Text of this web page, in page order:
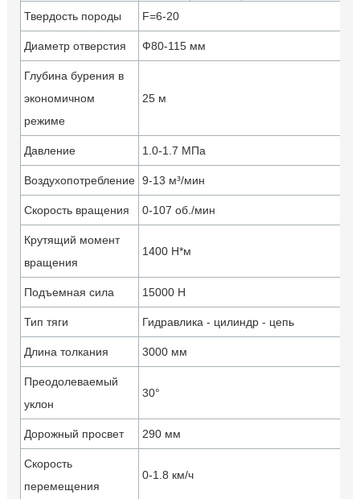
Твердость породы F=6-20
Диаметр отверстия Ф80-115 мм
Глубина бурения в
экономичном
режиме
25 м
Давление 1.0-1.7 МПа
Воздухопотребление 9-13 м³/мин
Скорость вращения 0-107 об./мин
Крутящий момент
вращения
1400 Н*м
Подъемная сила 15000 Н
Тип тяги Гидравлика - цилиндр - цепь
Длина толкания 3000 мм
Преодолеваемый
уклон
30°
Дорожный просвет 290 мм
Скорость
перемещения
0-1.8 км/ч